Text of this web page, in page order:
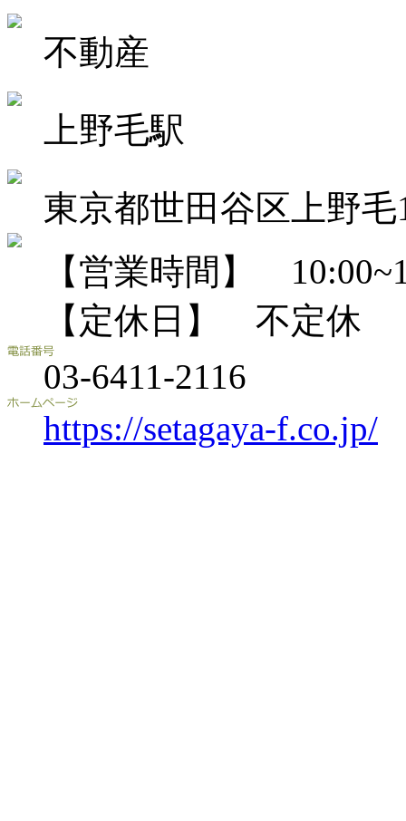
不動産
上野毛駅
東京都世田谷区上野毛
【営業時間】
【定休日】 不定休
03-6411-2116
https://setagaya-f.co.jp/